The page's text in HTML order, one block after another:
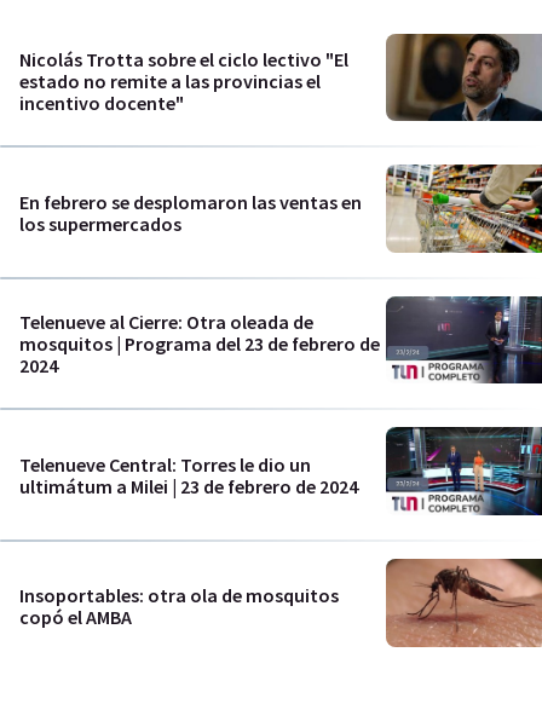
Nicolás Trotta sobre el ciclo lectivo "El
estado no remite a las provincias el
incentivo docente"
En febrero se desplomaron las ventas en
los supermercados
Telenueve al Cierre: Otra oleada de
mosquitos | Programa del 23 de febrero de
2024
Telenueve Central: Torres le dio un
ultimátum a Milei | 23 de febrero de 2024
Insoportables: otra ola de mosquitos
copó el AMBA